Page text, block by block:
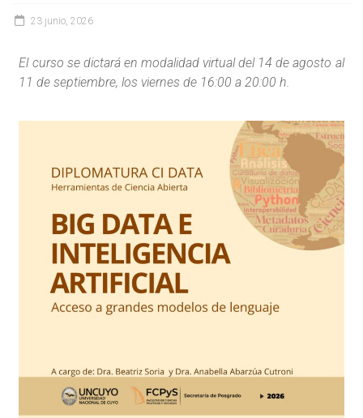
23 junio, 2026
El curso se dictará en modalidad virtual del 14 de agosto al
11 de septiembre, los viernes de 16:00 a 20:00 h.